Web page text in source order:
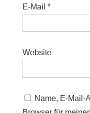
E-Mail *
Website
Name, E-Mail-